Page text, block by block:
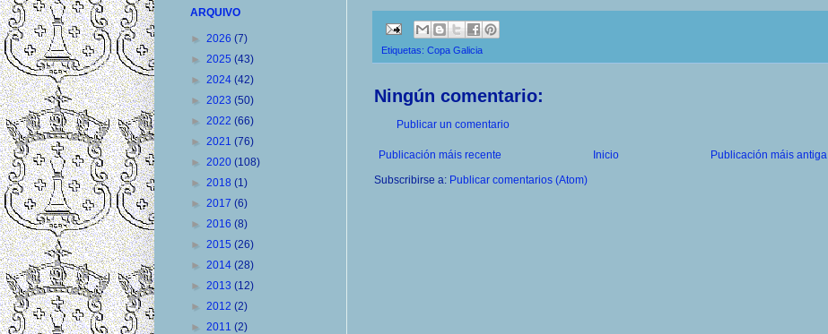
Etiquetas: Copa Galicia
Ningún comentario:
Publicar un comentario
Publicación máis recente Publicación máis antiga
Inicio
Subscribirse a: Publicar comentarios (Atom)
ARQUIVO
► 2026 (7)
► 2025 (43)
► 2024 (42)
► 2023 (50)
► 2022 (66)
► 2021 (76)
► 2020 (108)
► 2018 (1)
► 2017 (6)
► 2016 (8)
► 2015 (26)
► 2014 (28)
► 2013 (12)
► 2012 (2)
► 2011 (2)